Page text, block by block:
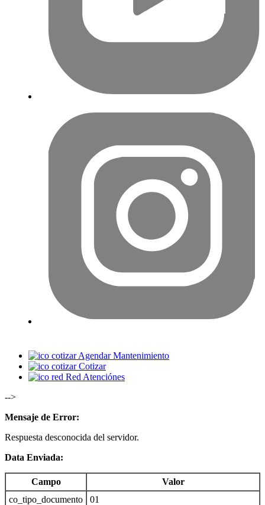
Agendar Mantenimiento
Cotizar
Red Atenciónes
-->
Mensaje de Error:
Respuesta desconocida del servidor.
Data Enviada:
Campo
Valor
co_tipo_documento
01